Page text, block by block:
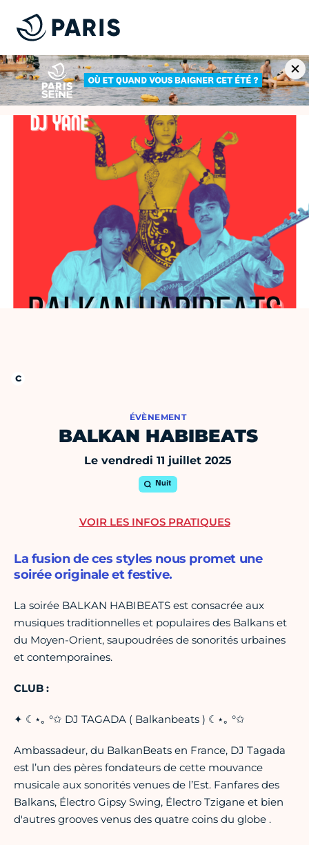
ÉVÈNEMENT
BALKAN HABIBEATS
Le vendredi 11 juillet 2025
Nuit
La fusion de ces styles nous promet une
soirée originale et festive.
La soirée BALKAN HABIBEATS est consacrée aux
musiques traditionnelles et populaires des Balkans et
du Moyen-Orient, saupoudrées de sonorités urbaines
et contemporaines.
CLUB :
✦ ☾⋆｡ °✩ DJ TAGADA ( Balkanbeats ) ☾⋆｡ °✩
Ambassadeur, du BalkanBeats en France, DJ Tagada
est l’un des pères fondateurs de cette mouvance
musicale aux sonorités venues de l’Est. Fanfares des
Balkans, Électro Gipsy Swing, Électro Tzigane et bien
d'autres grooves venus des quatre coins du globe .
VOIR LES INFOS PRATIQUES